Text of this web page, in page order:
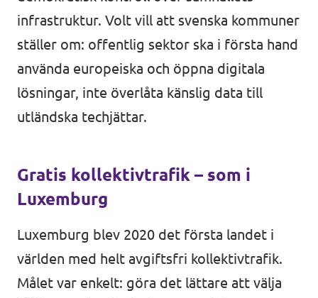
infrastruktur. Volt vill att svenska kommuner
ställer om: offentlig sektor ska i första hand
använda europeiska och öppna digitala
lösningar, inte överlåta känslig data till
utländska techjättar.
Gratis kollektivtrafik – som i
Luxemburg
Luxemburg blev 2020 det första landet i
världen med helt avgiftsfri kollektivtrafik.
Målet var enkelt: göra det lättare att välja